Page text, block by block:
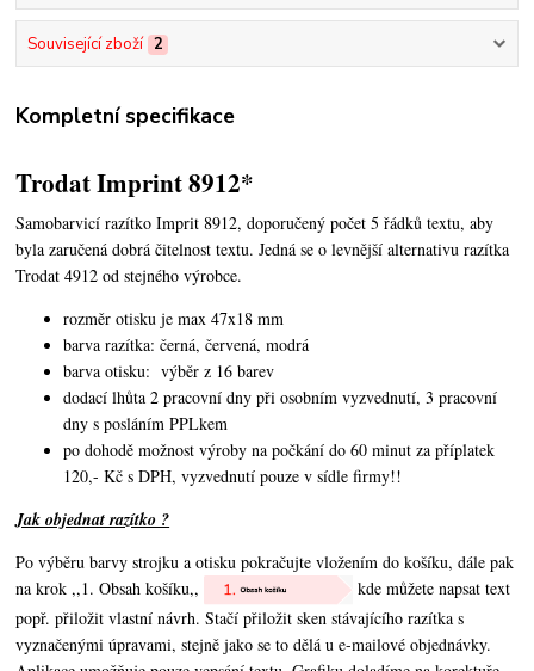
Související zboží 2
Kompletní specifikace
Trodat Imprint 8912*
Samobarvicí razítko Imprit 8912, doporučený počet 5 řádků textu,aby
byla zaručená dobrá čitelnost textu. Jedná se o levnější alternativu razítka
Trodat 4912 od stejného výrobce.
rozměr otisku je max 47x18 mm
barva razítka: černá, červená, modrá
barva otisku: výběr z 16 barev
dodací lhůta 2 pracovní dny při osobním vyzvednutí, 3 pracovní
dny s posláním PPLkem
po dohodě možnost výroby na počkání do 60 minut za příplatek
120,- Kč s DPH, vyzvednutí pouze v sídle firmy!!
Jak objednat razítko ?
Po výběru barvy strojku a otisku pokračujte vložením do košíku, dále pak
na krok ,,1. Obsah košíku,,
kde můžete napsat text
popř. přiložit vlastní návrh. Stačí přiložit sken stávajícího razítka s
vyznačenými úpravami, stejně jako se to dělá u e-mailové objednávky.